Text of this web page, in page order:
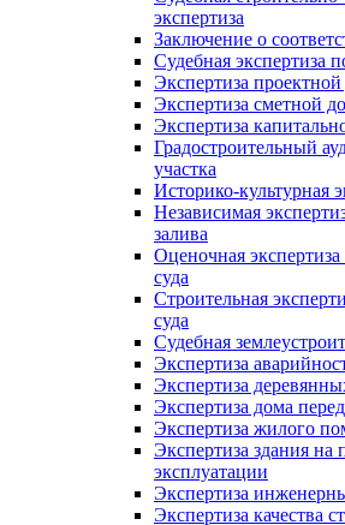
экспертиза
Заключение о
Судебная экспертиза
Экспертиза
Экспертиза сметной
Экспертиза
Градостроительный
участка
Историко-культурная
Независимая
залива
Оценочная
суда
Строительная
суда
Судебная
Экспертиза
Экспертиза
Экспертиза дома
Экспертиза жилого
Экспертиза здания на
эксплуатации
Экспертиза
Экспертиза качества